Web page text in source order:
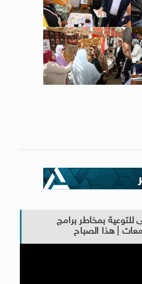
للتوعية بمخاطر برامج
| هذا الصباح